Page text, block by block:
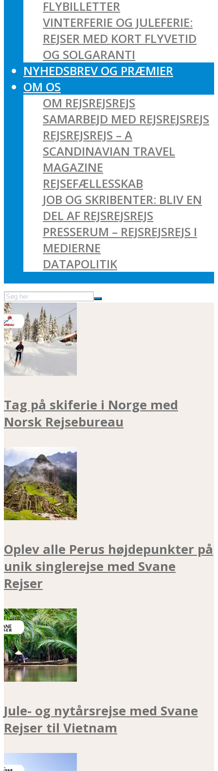
FLYBILLETTER
VINTERFERIE OG JULEFERIE:
REJSER MED KORT FLYVETID
OG SOLGARANTI
NYHEDSBREV OG PRÆMIER
OM OS
OM REJSREJSREJS
SAMARBEJD MED REJSREJSREJS
REJSREJSREJS – A
SCANDINAVIAN TRAVEL
MAGAZINE
REJSEFÆLLESSKAB
JOB OG SKRIBENTER: BLIV EN
DEL AF REJSREJSREJS
PRESSERUM – REJSREJSREJS I
MEDIERNE
DATAPOLITIK
Tag på skiferie i Norge med
Norsk Rejsebureau
Oplev alle Perus højdepunkter på
unik singlerejse med Svane
Rejser
Jule- og nytårsrejse med Svane
Rejser til Vietnam